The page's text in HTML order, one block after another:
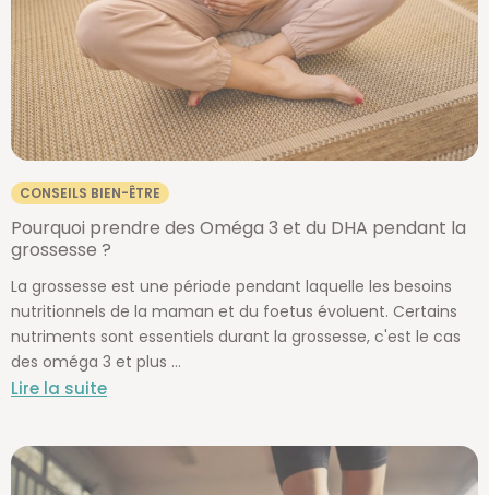
CONSEILS BIEN-ÊTRE
Pourquoi prendre des Oméga 3 et du DHA pendant la
grossesse ?
La grossesse est une période pendant laquelle les besoins
nutritionnels de la maman et du foetus évoluent. Certains
nutriments sont essentiels durant la grossesse, c'est le cas
des oméga 3 et plus ...
Lire la suite